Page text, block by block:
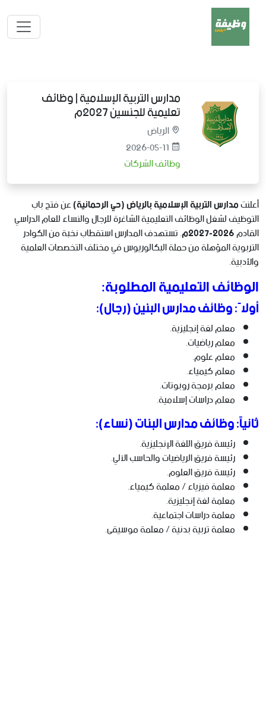
مدارس التربية الإسلامية | وظائف
تعليمية للجنسين 2027م
الرياض
2026-05-11
وظائف الشركات
أعلنتمدارس التربية الإسلامية بالرياض (حي الرحمانية)عن فتح باب
التوظيف لشغل الوظائف التعليمية الشاغرة للرجال والنساء للعام الدراسي
القادم2026-2027م . تستهدف المدارس استقطاب نخبة من الكوادر
التربوية المؤهلة من حملة البكالوريوس في مختلف التخصصات العلمية
والأدبية.
الوظائف التعليمية المطلوبة:
أولاً: وظائف مدارس البنين (رجال):
معلم لغة إنجليزية.
معلم رياضيات.
معلم علوم.
معلم كيمياء.
معلم برمجة روبوتات.
معلم دراسات إسلامية.
ثانياً: وظائف مدارس البنات (نساء):
رئيسة فريق اللغة الإنجليزية.
رئيسة فريق الرياضيات والحاسب الآلي.
رئيسة فريق العلوم.
معلمة فيزياء / معلمة كيمياء.
معلمة لغة إنجليزية.
معلمة دراسات اجتماعية.
معلمة تربية بدنية / معلمة موسيقى.